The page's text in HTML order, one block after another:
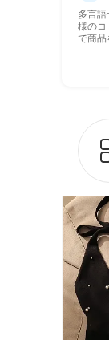
多言
様のコ
で商品